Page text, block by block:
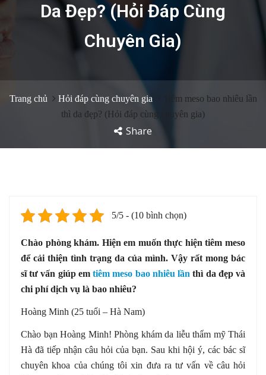
Da Đẹp? (Hỏi Đáp Cùng
Chuyên Gia)
Trang chủ Hỏi đáp cùng chuyên gia
Tiêm meso bao nhiêu lần
thì da đẹp? (Hỏi đáp cùng chuyên gia)
Share
5/5 - (10 bình chọn)
Chào phòng khám. Hiện em muốn thực hiện tiêm meso
để cải thiện tình trạng da của mình. Vậy rất mong bác
sĩ tư vấn giúp emtiêm meso bao nhiêu lần thì da đẹp và
chi phí dịch vụ là bao nhiêu?
Hoàng Minh (25 tuổi – Hà Nam)
Chào bạn Hoàng Minh! Phòng khám da liễu thẩm mỹ Thái
Hà đã tiếp nhận câu hỏi của bạn. Sau khi hội ý, các bác sĩ
chuyên khoa của chúng tôi xin đưa ra tư vấn về câu hỏi